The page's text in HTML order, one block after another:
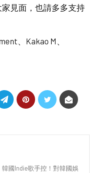
見面，也請多多支持
、Kakao M、
國Indie歌手控！對韓國娛